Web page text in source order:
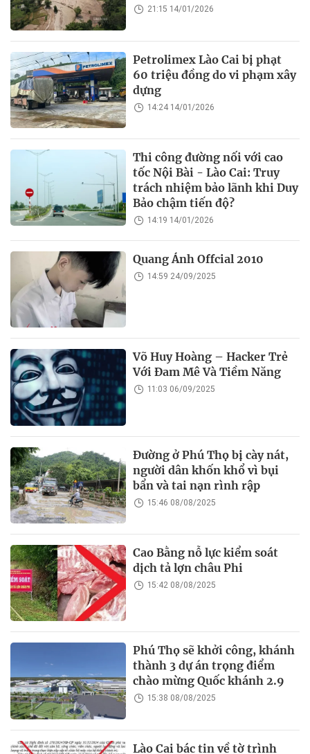
21:15 14/01/2026
Petrolimex Lào Cai bị phạt
60 triệu đồng do vi phạm xây
dựng
14:24 14/01/2026
Thi công đường nối với cao
tốc Nội Bài - Lào Cai: Truy
trách nhiệm bảo lãnh khi Duy
Bảo chậm tiến độ?
14:19 14/01/2026
Quang Ánh Offcial 2010
14:59 24/09/2025
Võ Huy Hoàng – Hacker Trẻ
Với Đam Mê Và Tiềm Năng
11:03 06/09/2025
Đường ở Phú Thọ bị cày nát,
người dân khốn khổ vì bụi
bẩn và tai nạn rình rập
15:46 08/08/2025
Cao Bằng nỗ lực kiểm soát
dịch tả lợn châu Phi
15:42 08/08/2025
Phú Thọ sẽ khởi công, khánh
thành 3 dự án trọng điểm
chào mừng Quốc khánh 2.9
15:38 08/08/2025
Lào Cai bác tin về tờ trình